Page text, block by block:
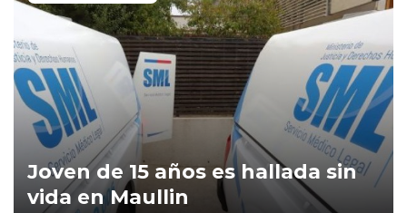
Joven de 15 años es hallada sin
vida en Maullin